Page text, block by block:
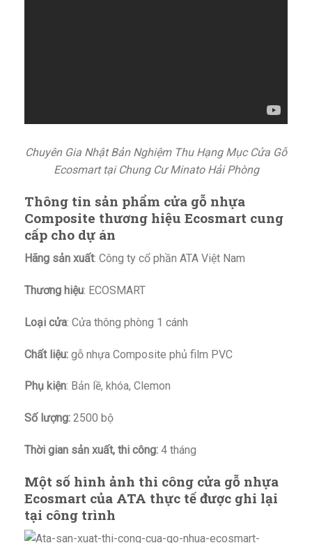
Chuyên Gia Nhật Bản Nghiệm Thu Hạng Mục Cửa Gỗ
Ecosmart tại Chung Cư Minato Hải Phòng
Thông tin sản phẩm cửa gỗ nhựa
Composite thương hiệu Ecosmart cung
cấp cho dự án
Hãng sản xuất: Công ty cổ phần ATA Việt Nam
Thương hiệu: ECOSMART
Loại cửa: Cửa thông phòng 1 cánh
Chất liệu: gỗ nhựa Composite phủ film PVC
Phụ kiện: Bản lề, khóa, Clemon
Số lượng: 2500 bộ
Thời gian sản xuất, thi công: 4 tháng
Một số hình ảnh thi công cửa gỗ nhựa
Ecosmart của ATA thực tế được ghi lại
tại công trình